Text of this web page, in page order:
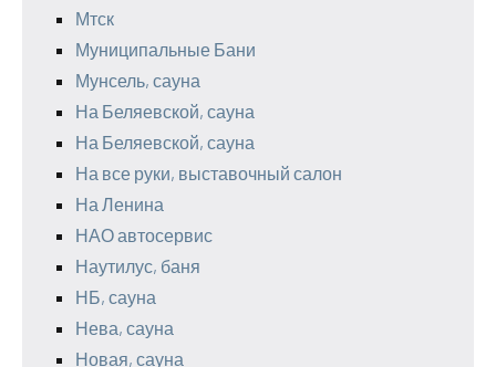
Мтск
Муниципальные Бани
Мунсель, сауна
На Беляевской, сауна
На Беляевской, сауна
На все руки, выставочный салон
На Ленина
НАО автосервис
Наутилус, баня
НБ, сауна
Нева, сауна
Новая, сауна